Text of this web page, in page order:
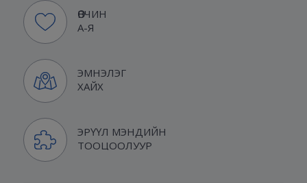
ӨВЧИН
А-Я
ЭМНЭЛЭГ
ХАЙХ
ЭРҮҮЛ МЭНДИЙН
ТООЦООЛУУР